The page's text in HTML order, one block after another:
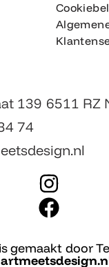
139 6511 RZ
74
I
n
s
t
F
c
gemaakt door